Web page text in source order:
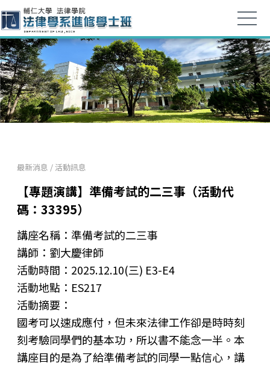
最新消息 / 活動訊息
【專題演講】準備考試的二三事（活動代
碼：33395）
講座名稱：準備考試的二三事
講師：劉大慶律師
活動時間：2025.12.10(三) E3-E4
活動地點：ES217
活動摘要：
國考可以速成應付，但未來法律工作卻是時時刻
刻考驗同學們的基本功，所以書不能念一半。本
講座目的是為了給準備考試的同學一點信心，講